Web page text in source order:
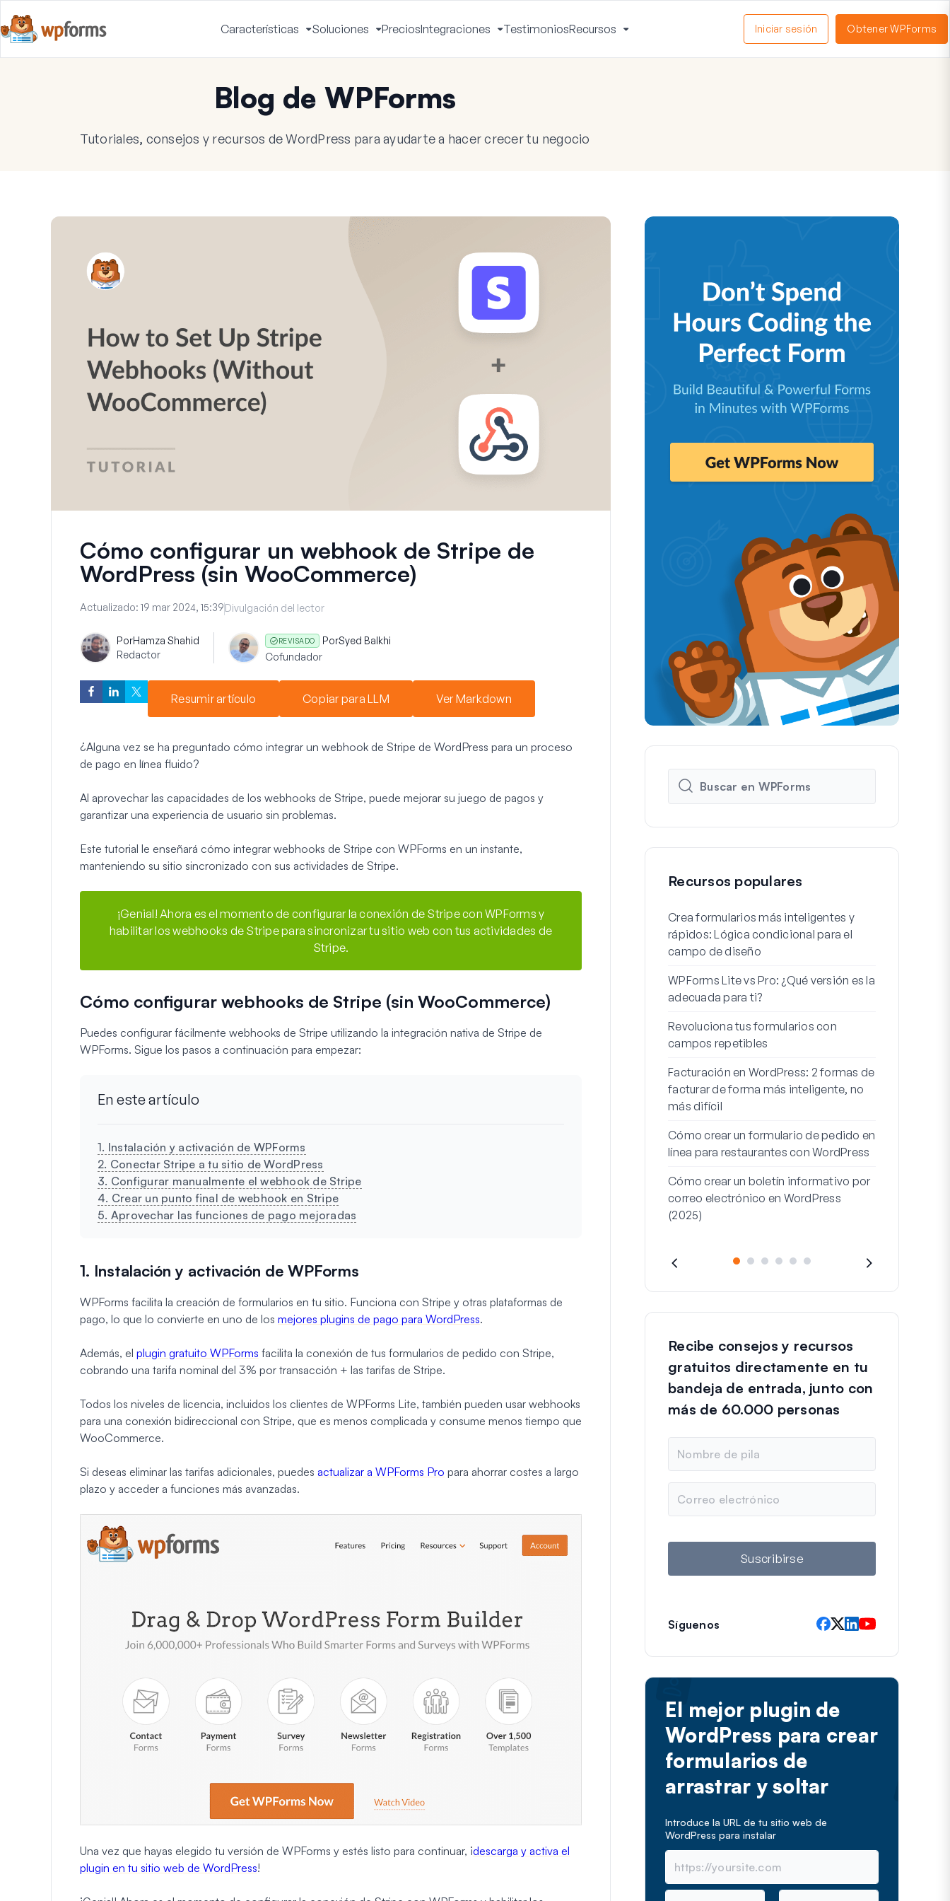
Características
Activar
menú
Soluciones
Activar
menú
PreciosIntegraciones
Activar
menú
TestimoniosRecursos
menú
Iniciar sesión Obtener WPForms
Blog de WPForms
Tutoriales, consejos y recursos de WordPress para ayudarte a hacer crecer tu negocio
Cómo configurar un webhook de Stripe de
WordPress (sin WooCommerce)
Actualizado: 19 mar 2024, 15:39Divulgación del lector
PorHamza Shahid
Redactor
REVISADO PorSyed Balkhi
Cofundador
Resumir artículo Copiar para LLM Ver Markdown
¿Alguna vez se ha preguntado cómo integrar un webhook de Stripe de WordPress para un proceso
de pago en línea fluido?
Al aprovechar las capacidades de los webhooks de Stripe, puede mejorar su juego de pagos y
garantizar una experiencia de usuario sin problemas.
Este tutorial le enseñará cómo integrar webhooks de Stripe con WPForms en un instante,
manteniendo su sitio sincronizado con sus actividades de Stripe.
¡Genial! Ahora es el momento de configurar la conexión de Stripe con WPForms y
habilitar los webhooks de Stripe para sincronizar tu sitio web con tus actividades de
Stripe.
Cómo configurar webhooks de Stripe (sin WooCommerce)
Puedes configurar fácilmente webhooks de Stripe utilizando la integración nativa de Stripe de
WPForms. Sigue los pasos a continuación para empezar:
En este artículo
1. Instalación y activación de WPForms
2. Conectar Stripe a tu sitio de WordPress
3. Configurar manualmente el webhook de Stripe
4. Crear un punto final de webhook en Stripe
5. Aprovechar las funciones de pago mejoradas
1. Instalación y activación de WPForms
WPForms facilita la creación de formularios en tu sitio. Funciona con Stripe y otras plataformas de
pago, lo que lo convierte en uno de los mejores plugins de pago para WordPress.
Además, el plugin gratuito WPForms facilita la conexión de tus formularios de pedido con Stripe,
cobrando una tarifa nominal del 3% por transacción + las tarifas de Stripe.
Todos los niveles de licencia, incluidos los clientes de WPForms Lite, también pueden usar webhooks
para una conexión bidireccional con Stripe, que es menos complicada y consume menos tiempo que
WooCommerce.
Si deseas eliminar las tarifas adicionales, puedes actualizar a WPForms Pro para ahorrar costes a largo
plazo y acceder a funciones más avanzadas.
Una vez que hayas elegido tu versión de WPForms y estés listo para continuar, ¡descarga y activa el
plugin en tu sitio web de WordPress!
Recursos populares
Crea formularios más inteligentes y
rápidos: Lógica condicional para el
campo de diseño
WPForms Lite vs Pro: ¿Qué versión es la
adecuada para ti?
Revoluciona tus formularios con
campos repetibles
Facturación en WordPress: 2 formas de
facturar de forma más inteligente, no
más difícil
Cómo crear un formulario de pedido en
línea para restaurantes con WordPress
Cómo crear un boletín informativo por
correo electrónico en WordPress
(2025)
Recibe consejos y recursos
gratuitos directamente en tu
bandeja de entrada, junto con
más de 60.000 personas
m
b
r
e
t
i
o
Suscribirse
Síguenos
El mejor plugin de
WordPress para crear
formularios de
arrastrar y soltar
Introduce la URL de tu sitio web de
WordPress para instalar
N
C